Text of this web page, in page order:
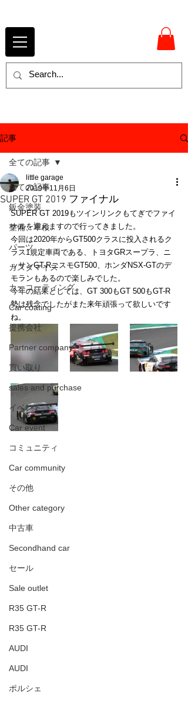
記事
全ての記事
鈑金塗装
整備、車検
パーツ
カスタマイズ
カーコーティング
Car coating
提携会社
Partner company
買い取り
sales and purchase
イベント
Car event
コミュニティ
Car community
その他
Other category
中古車
Secondhand car
セール
Sale outlet
R35 GT-R
R35 GT-R
AUDI
AUDI
ポルシェ
全ての記事
SUPER GT 2019 ファイナル
little garage
2019年11月6日
SUPER GT 2019もツインリンクもてぎでファイ
ナルを迎えますので行ってきました。
今回は2020年からGT500クラスに投入されるク
ラス1規定車両である、トヨタGRスープラ、ニ
ッサンGT-RニスモGT500、ホンダNSX-GTのデ
モランもあるので楽しみでした。
今年の結果としては、GT 300もGT 500もGT-R
勢は残念でしたがまた来年頑張って欲しいです
ね。